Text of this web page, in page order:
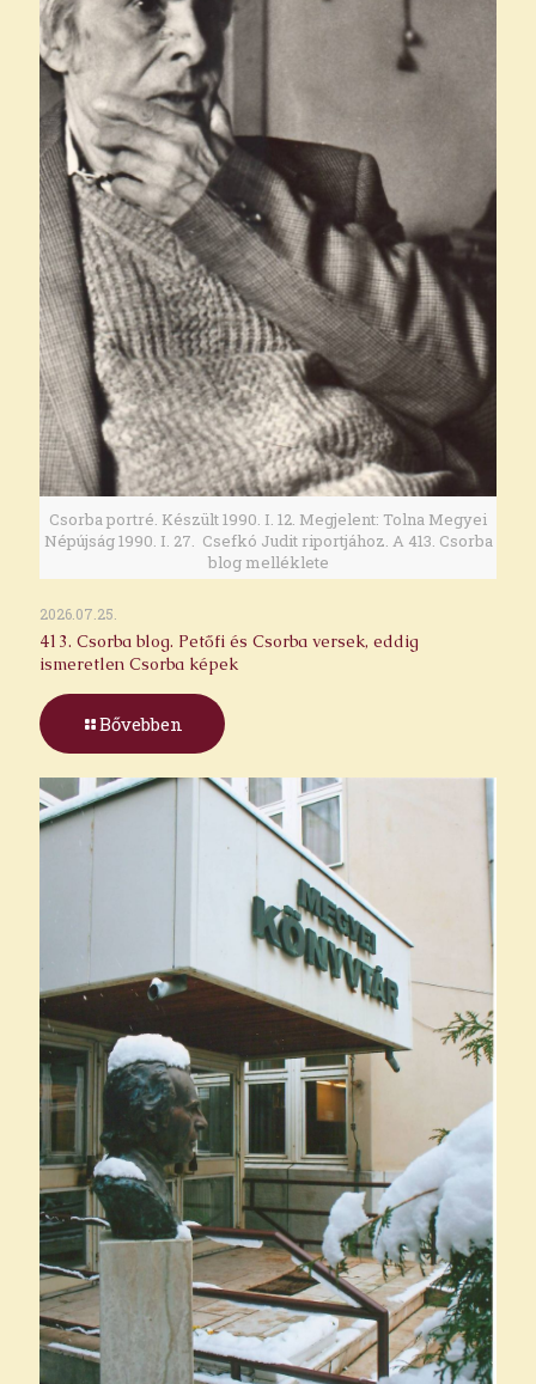
Csorba portré. Készült 1990. I. 12. Megjelent: Tolna Megyei
Népújság 1990. I. 27. Csefkó Judit riportjához. A 413. Csorba
blog melléklete
2026.07.25.
413. Csorba blog. Petőfi és Csorba versek, eddig
ismeretlen Csorba képek
Bővebben